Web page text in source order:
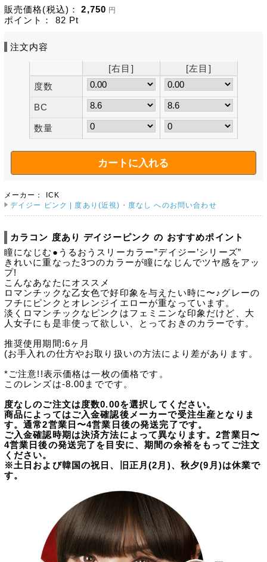
販売価格(税込)： 2,750 円
ポイント： 82 Pt
注文内容
[右目]
[左目]
度数
BC
数量
メーカー：
ICK
デイジー ピンク | 度あり(近視)・度なし へのお問い合わせ
カラコン 度あり デイジーピンク の おすすめポイント
瞳になじむ●うるおうスリーカラー”デイジー’シリーズ”
きれいに重なった3つのカラーが瞳になじんでツヤ感をアッ
プ!
こんなあなたにオススメ
ロマンチックな乙女色で好印象を与えたい時に〜♪グレーの
フチにピンクとオレンジイエローが重なっています。
淡くロマンチックなピンクはフェミニンな印象だけど、大
人女子にも是非使って欲しい、とっておきのカラーです。
推奨使用期間:6ヶ月
(お手入れの仕方やお取り扱いの方法により差があります。
*ご注意!!表示価格は一枚の価格です。
このレンズは-8.00までです。
度なしのご注文は度数0.00を選択してください。
商品によってはご入金確認後メーカーで受注生産となりま
す。通常2営業日〜4営業日後の発送完了です。
ご入金確認時期は決済方法によって異なります。2営業日〜
4営業日後の発送完了を目安に、期間の余裕をもってご注文
ください。
※土日および韓国の祝日、旧正月(2月)、秋夕(9月)は休業で
す。